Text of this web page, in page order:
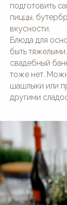
подготовить
пиццы,
вкусности.
Блюда для
быть
свадебный
тоже нет.
шашлыки или
другими